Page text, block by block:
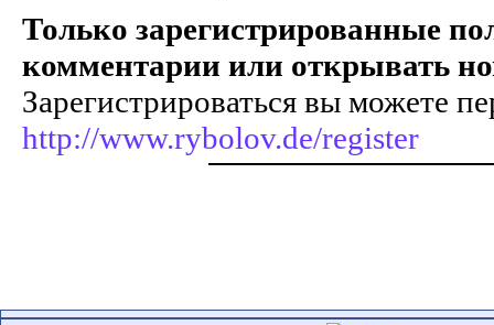
Только зарегистрированные
комментарии или открывать
Зарегистрироваться вы можете
http://www.rybolov.de/register